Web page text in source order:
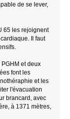
de se lever,
65 les rejoignent
Il faut
et deux
font les
et les
l'évacuation
brancard, avec
à 1371 mètres,